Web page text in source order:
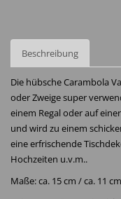
Beschreibung
Die hübsche Carambola
oder Zweige super
einem Regal oder auf
und wird zu einem
eine erfrischende
Hochzeiten u.v.m..
Maße: ca. 15 cm / ca. 11